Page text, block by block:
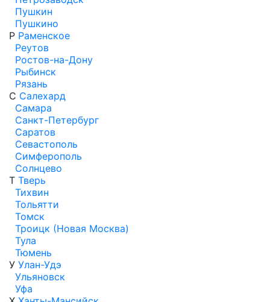
Пушкин
Пушкино
Р Раменское
Реутов
Ростов-на-Дону
Рыбинск
Рязань
С Салехард
Самара
Санкт-Петербург
Саратов
Севастополь
Симферополь
Солнцево
Т Тверь
Тихвин
Тольятти
Томск
Троицк (Новая Москва)
Тула
Тюмень
У Улан-Удэ
Ульяновск
Уфа